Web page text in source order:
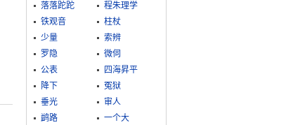
落落跎跎
程朱理学
铁观音
柱杖
少量
索辨
罗隐
微伺
公表
四海昇平
降下
冤狱
垂光
审人
鹢路
一个大